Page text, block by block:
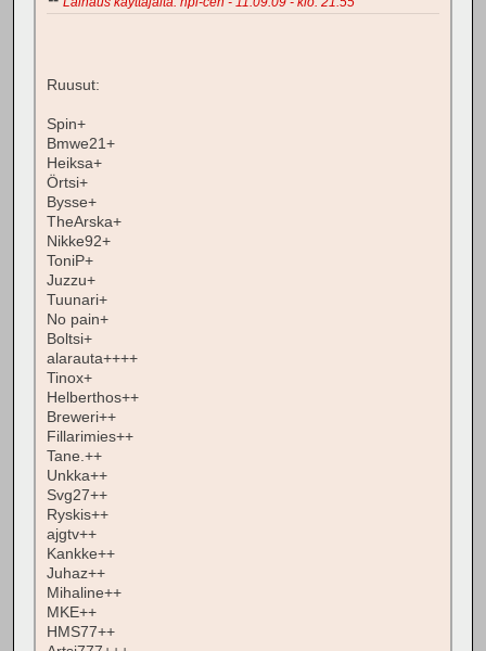
Ruusut:
Spin+
Bmwe21+
Heiksa+
Örtsi+
Bysse+
TheArska+
Nikke92+
ToniP+
Juzzu+
Tuunari+
No pain+
Boltsi+
alarauta++++
Tinox+
Helberthos++
Breweri++
Fillarimies++
Tane.++
Unkka++
Svg27++
Ryskis++
ajgtv++
Kankke++
Juhaz++
Mihaline++
MKE++
HMS77++